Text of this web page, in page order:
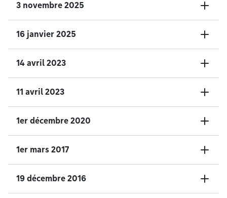
3 novembre 2025
16 janvier 2025
14 avril 2023
11 avril 2023
1er décembre 2020
1er mars 2017
19 décembre 2016